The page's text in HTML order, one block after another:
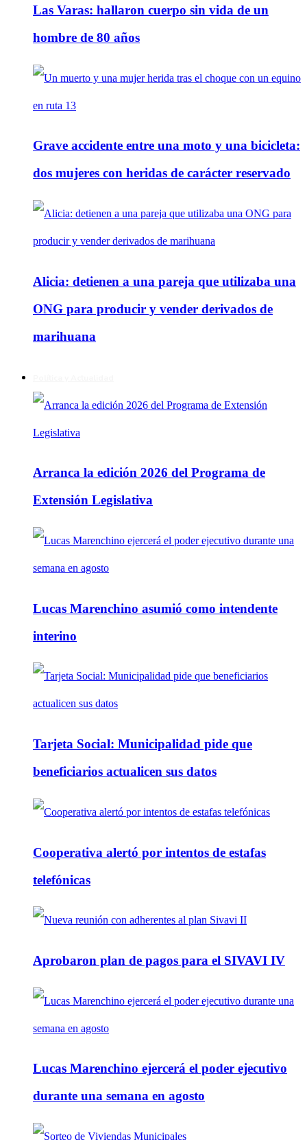
Las Varas: hallaron cuerpo sin vida de un
hombre de 80 años
Grave accidente entre una moto y una bicicleta:
dos mujeres con heridas de carácter reservado
Alicia: detienen a una pareja que utilizaba una
ONG para producir y vender derivados de
marihuana
Arranca la edición 2026 del Programa de
Extensión Legislativa
Lucas Marenchino asumió como intendente
interino
Tarjeta Social: Municipalidad pide que
beneficiarios actualicen sus datos
Cooperativa alertó por intentos de estafas
telefónicas
Aprobaron plan de pagos para el SIVAVI IV
Lucas Marenchino ejercerá el poder ejecutivo
durante una semana en agosto